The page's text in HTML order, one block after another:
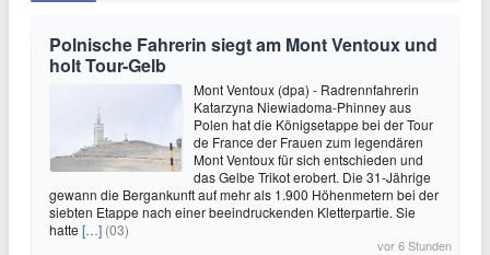
Polnische Fahrerin siegt am Mont Ventoux und
holt Tour-Gelb
Mont Ventoux (dpa) - Radrennfahrerin
Katarzyna Niewiadoma-Phinney aus
Polen hat die Königsetappe bei der Tour
de France der Frauen zum legendären
Mont Ventoux für sich entschieden und
das Gelbe Trikot erobert. Die 31-Jährige
gewann die Bergankunft auf mehr als 1.900 Höhenmetern bei der
siebten Etappe nach einer beeindruckenden Kletterpartie. Sie
hatte […] (03)
vor 6 Stunden